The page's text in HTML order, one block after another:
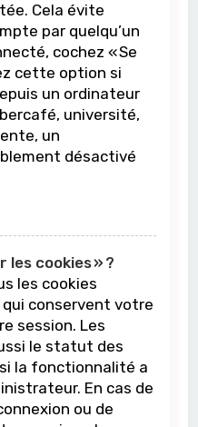
Cela évite
par quelqu’un
cochez « Se
cette option si
un ordinateur
université,
un
désactivé
les cookies » ?
les cookies
qui conservent votre
session. Les
le statut des
la fonctionnalité a
En cas de
ou de